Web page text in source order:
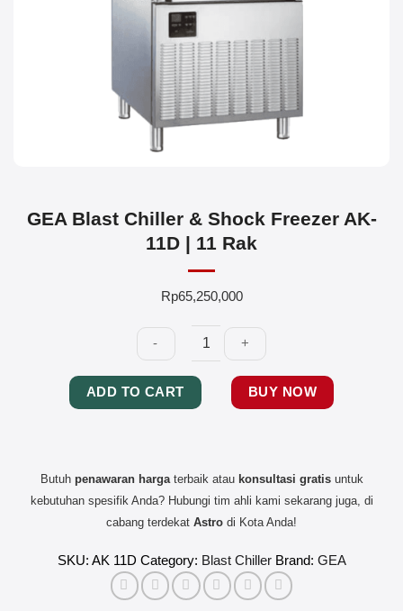
GEA Blast Chiller & Shock Freezer AK-
11D | 11 Rak
Rp65,250,000
Freezer
AK-
ADD TO CART BUY NOW
Butuh penawaran hargaterbaik atau konsultasi gratisuntuk
kebutuhan spesifik Anda? Hubungi tim ahli kami sekarang juga, di
cabang terdekat Astro di Kota Anda!
SKU: AK 11D Category: Blast Chiller Brand: GEA